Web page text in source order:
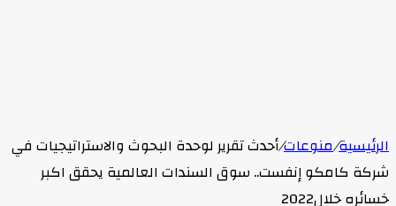
الرئيسية/منوعات/أحدث تقرير لوحدة البحوث والاستراتيجيات في
شركة كامكو إنفست.. سوق السندات العالمية يحقق اكبر
خسائره خلال2022